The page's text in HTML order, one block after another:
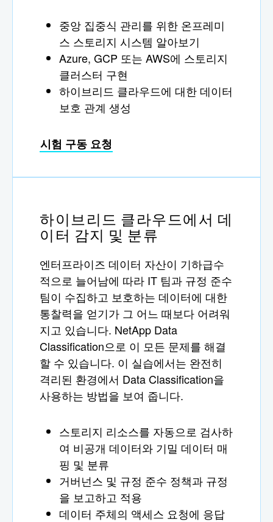
중앙 집중식 관리를 위한 온프레미
스 스토리지 시스템 알아보기
Azure, GCP 또는 AWS에 스토리지
클러스터 구현
하이브리드 클라우드에 대한 데이터
보호 관계 생성
시험 구동 요청
하이브리드 클라우드에서 데
이터 감지 및 분류
엔터프라이즈 데이터 자산이 기하급수
적으로 늘어남에 따라 IT 팀과 규정 준수
팀이 수집하고 보호하는 데이터에 대한
통찰력을 얻기가 그 어느 때보다 어려워
지고 있습니다. NetApp Data
Classification으로 이 모든 문제를 해결
할 수 있습니다. 이 실습에서는 완전히
격리된 환경에서 Data Classification을
사용하는 방법을 보여 줍니다.
스토리지 리소스를 자동으로 검사하
여 비공개 데이터와 기밀 데이터 매
핑 및 분류
거버넌스 및 규정 준수 정책과 규정
을 보고하고 적용
데이터 주체의 액세스 요청에 응답